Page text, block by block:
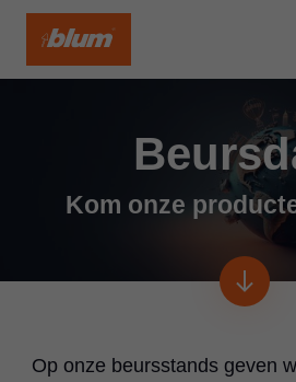
Kom onze
Op onze beursstands geven